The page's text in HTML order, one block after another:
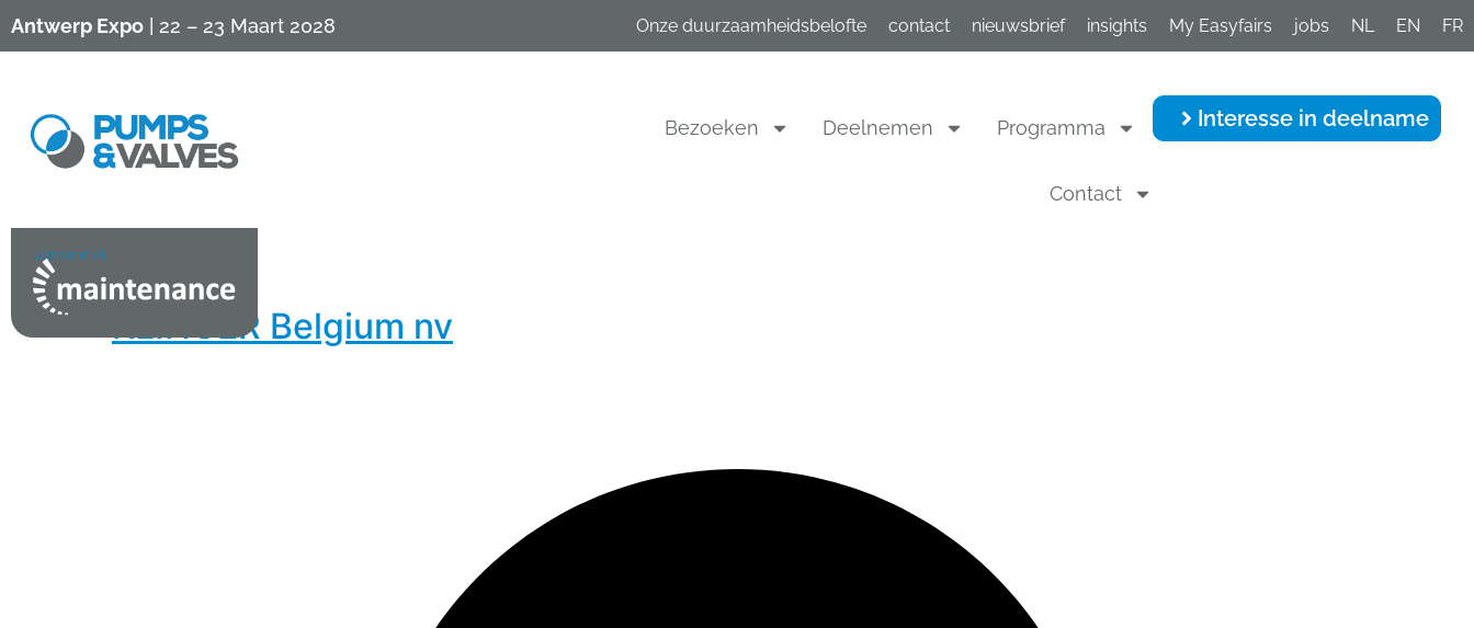
Antwerp Expo | 22 – 23 Maart 2028 Onze duurzaamheidsbelofte contact nieuwsbrief insights My Easyfairs jobs NL EN FR
samen met
Bezoeken Deelnemen Programma
Contact
Interesse in deelname
KLINGER Belgium nv